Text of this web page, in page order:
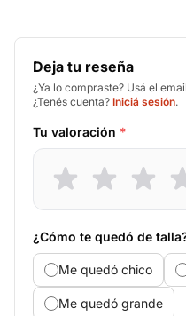
Deja tu reseña
¿Ya lo compraste? Usá el
¿Tenés cuenta? Iniciá sesión.
Tu valoración *
¿Cómo te quedó de
Me quedó chico
Me quedó grande